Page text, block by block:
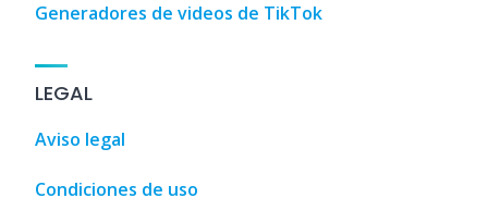
Generadores de videos de TikTok
LEGAL
Aviso legal
Condiciones de uso